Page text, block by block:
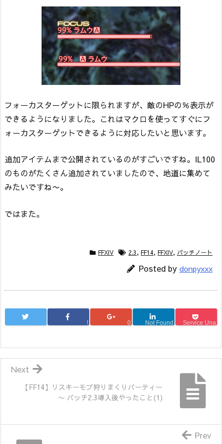
フォーカスターゲットに限られますが、敵のHPの％表示が
できるようになりました。これはマクロを使ってすぐにフ
ォーカスターゲットできるように対応したいと思います。
追加アイテムまで公開されているのがすごいですね。IL100
のものがたくさん追加されていましたので、地道に集めて
みたいですね〜。
ではまた。
FFXIV 2.3, FF14, FFXIV, パッチノート
Posted by donpyxxx
! 0 Not Found Service Una
【FF14】リスキーモブ狩りまくりパーティー
〜 パッチ2.3導入後やったこと(1)
Next
Prev